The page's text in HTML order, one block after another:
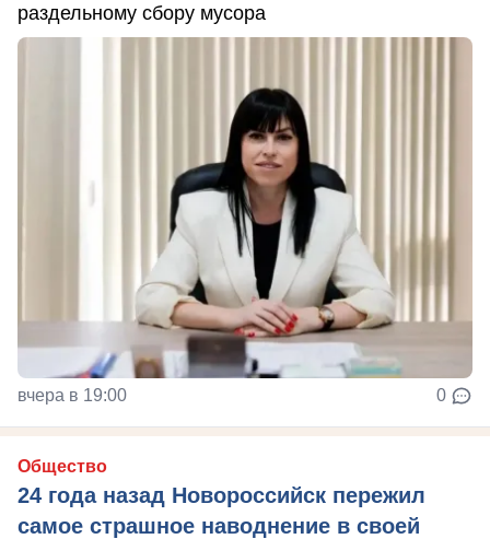
раздельному сбору мусора
вчера в 19:00 0
Общество
24 года назад Новороссийск пережил
самое страшное наводнение в своей